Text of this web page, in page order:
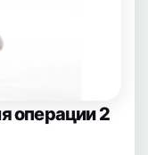
операции 2